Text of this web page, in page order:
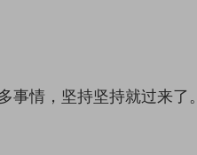
情，坚持坚持就过来了。